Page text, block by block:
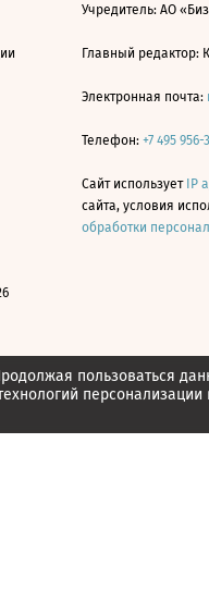
пользоваться
персонализации
Учредитель: АО
Главный редактор:
Электронная почта:
Телефон: +7 495 956-
Сайт использует IP
сайта, условия
обработки